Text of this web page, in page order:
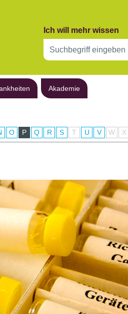
Ich will mehr wissen
Akademie
O P Q R S T U V W X